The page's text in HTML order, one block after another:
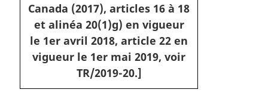
Canada (2017), articles 16 à 18
et alinéa 20(1)g) en vigueur
le 1er avril 2018, article 22 en
vigueur le 1er mai 2019, voir
TR/2019-20.]